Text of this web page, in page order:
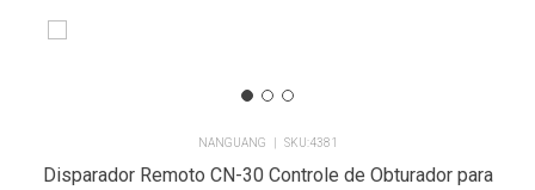
NANGUANG 4381
Disparador Remoto CN-30 Controle de Obturador para